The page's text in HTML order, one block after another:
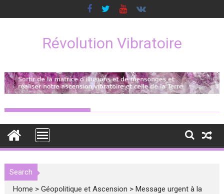
to
Révolution Vibratoire
Search
Home >Géopolitique et Ascension >Message urgent à la